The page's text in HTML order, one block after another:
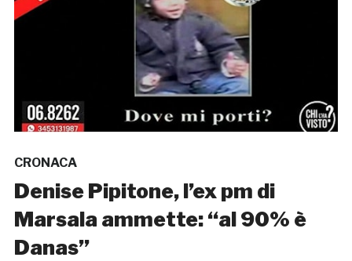
CRONACA
Denise Pipitone, l’ex pm di
Marsala ammette: “al 90% è
Danas”